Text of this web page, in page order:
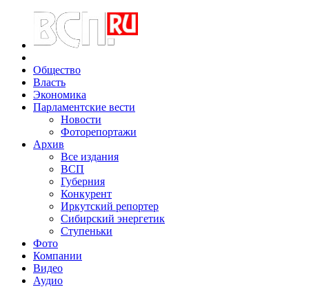
Общество
Власть
Экономика
Парламентские вести
Новости
Фоторепортажи
Архив
Все издания
ВСП
Губерния
Конкурент
Иркутский репортер
Сибирский энергетик
Ступеньки
Фото
Компании
Видео
Аудио